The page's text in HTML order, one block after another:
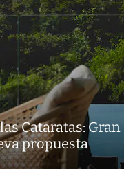
Cataratas: Gran
propuesta